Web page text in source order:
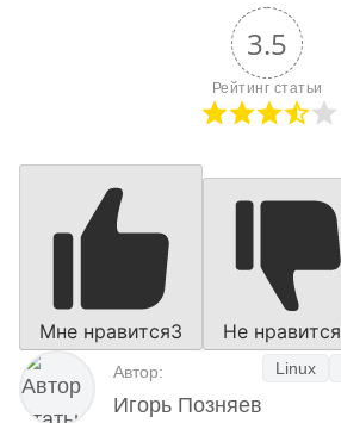
3.5
Рейтинг статьи
Мне нравится3 Не нравится
Автор:
Игорь Позняев
Linux